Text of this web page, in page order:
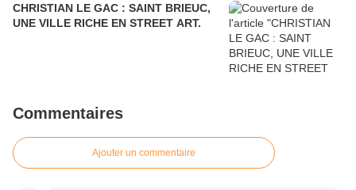
CHRISTIAN LE GAC : SAINT BRIEUC,
UNE VILLE RICHE EN STREET ART.
Commentaires
Ajouter un commentaire